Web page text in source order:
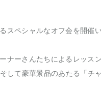
スペシャルなオフ会を開催
ナーさんたちによるレッス
して豪華景品のあたる「チ